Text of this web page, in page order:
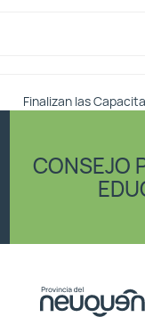
Finalizan las
CONSEJO